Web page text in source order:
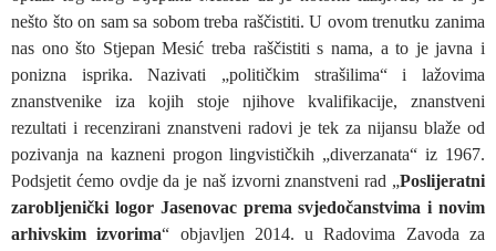
nešto što on sam sa sobom treba raščistiti. U ovom trenutku zanima
nas ono što Stjepan Mesić treba raščistiti s nama, a to je javna i
ponizna isprika. Nazivati „političkim strašilima“ i lažovima
znanstvenike iza kojih stoje njihove kvalifikacije, znanstveni
rezultati i recenzirani znanstveni radovi je tek za nijansu blaže od
pozivanja na kazneni progon lingvističkih „diverzanata“ iz 1967.
Podsjetit ćemo ovdje da je naš izvorni znanstveni rad „Poslijeratni
zarobljenički logor Jasenovac prema svjedočanstvima i novim
arhivskim izvorima“ objavljen 2014. u Radovima Zavoda za